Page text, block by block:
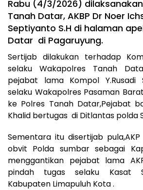
Rabu (4/3/2026)
Tanah Datar, AKBP Dr Noer
Septiyanto S.H di halaman
Datar di Pagaruyung.
Sertijab dilakukan terhadap
selaku Wakapolres Tanah
pejabat lama Kompol Y.Rusadi
selaku Wakapolres Pasaman
ke Polres Tanah Datar,Pejabat
Khalid bertugas di Ditlantas polda
Sementara itu disertijab
obvit Polda sumbar sebagai
menggantikan pejabat lama
pindah tugas selaku Kasat
Kabupaten Limapuluh Kota .